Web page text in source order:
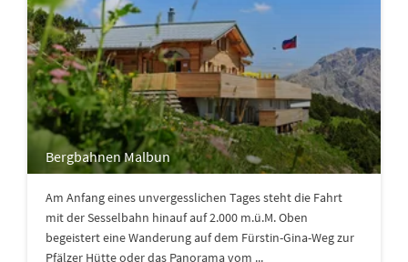
Bergbahnen Malbun
Am Anfang eines unvergesslichen Tages steht die Fahrt
mit der Sesselbahn hinauf auf 2.000 m.ü.M. Oben
begeistert eine Wanderung auf dem Fürstin-Gina-Weg zur
Pfälzer Hütte oder das Panorama vom ...